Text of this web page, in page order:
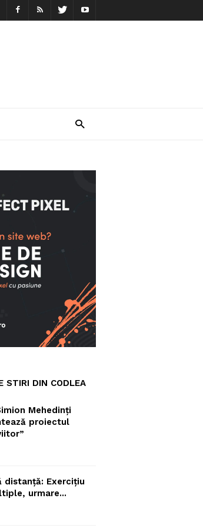
STIRI DIN CODLEA
Mehedinți
proiectul
distanță: Exercițiu
urmare...